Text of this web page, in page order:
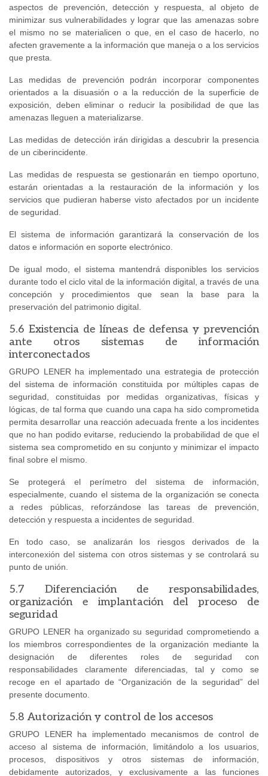
aspectos de prevención, detección y respuesta, al objeto de
minimizar sus vulnerabilidades y lograr que las amenazas sobre
el mismo no se materialicen o que, en el caso de hacerlo, no
afecten gravemente a la información que maneja o a los servicios
que presta.
Las medidas de prevención podrán incorporar componentes
orientados a la disuasión o a la reducción de la superficie de
exposición, deben eliminar o reducir la posibilidad de que las
amenazas lleguen a materializarse.
Las medidas de detección irán dirigidas a descubrir la presencia
de un ciberincidente.
Las medidas de respuesta se gestionarán en tiempo oportuno,
estarán orientadas a la restauración de la información y los
servicios que pudieran haberse visto afectados por un incidente
de seguridad.
El sistema de información garantizará la conservación de los
datos e información en soporte electrónico.
De igual modo, el sistema mantendrá disponibles los servicios
durante todo el ciclo vital de la información digital, a través de una
concepción y procedimientos que sean la base para la
preservación del patrimonio digital.
5.6 Existencia de líneas de defensa y prevención
ante otros sistemas de información
interconectados
GRUPO LENER ha implementado una estrategia de protección
del sistema de información constituida por múltiples capas de
seguridad, constituidas por medidas organizativas, físicas y
lógicas, de tal forma que cuando una capa ha sido comprometida
permita desarrollar una reacción adecuada frente a los incidentes
que no han podido evitarse, reduciendo la probabilidad de que el
sistema sea comprometido en su conjunto y minimizar el impacto
final sobre el mismo.
Se protegerá el perímetro del sistema de información,
especialmente, cuando el sistema de la organización se conecta
a redes públicas, reforzándose las tareas de prevención,
detección y respuesta a incidentes de seguridad.
En todo caso, se analizarán los riesgos derivados de la
interconexión del sistema con otros sistemas y se controlará su
punto de unión.
5.7 Diferenciación de responsabilidades,
organización e implantación del proceso de
seguridad
GRUPO LENER ha organizado su seguridad comprometiendo a
los miembros correspondientes de la organización mediante la
designación de diferentes roles de seguridad con
responsabilidades claramente diferenciadas, tal y como se
recoge en el apartado de “Organización de la seguridad” del
presente documento.
5.8 Autorización y control de los accesos
GRUPO LENER ha implementado mecanismos de control de
acceso al sistema de información, limitándolo a los usuarios,
procesos, dispositivos y otros sistemas de información,
debidamente autorizados, y exclusivamente a las funciones